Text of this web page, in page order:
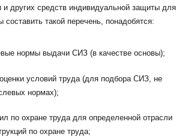
и других средств индивидуальной защиты для
составить такой перечень, понадобятся:
нормы выдачи СИЗ (в качестве основы);
условий труда (для подбора СИЗ, не
нормах);
по охране труда для определенной отрасли
по охране труда;